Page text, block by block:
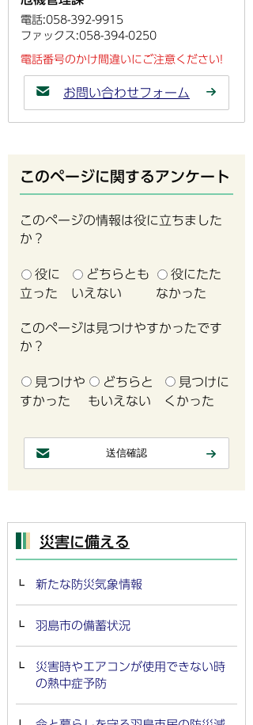
電話:058-392-9915
ファックス:058-394-0250
電話番号のかけ間違いにご注意ください!
お問い合わせフォーム
このページに関するアンケート
このページの情報は役に立ちました
か？
役に
立った
どちらとも
いえない
役にたた
なかった
このページは見つけやすかったです
か？
見つけや
すかった
どちらと
もいえない
見つけに
くかった
災害に備える
新たな防災気象情報
羽島市の備蓄状況
災害時やエアコンが使用できない時
の熱中症予防